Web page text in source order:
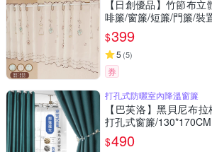
【日創優品】竹節布
啡簾/窗簾/短簾/門簾/裝
$399
5 (5)
券
打孔式防曬室內降溫窗簾
【巴芙洛】黑貝尼布
打孔式窗簾/
簾/風水簾)
$490